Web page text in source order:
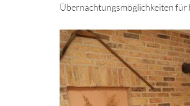
Übernachtungsmöglichkeiten für